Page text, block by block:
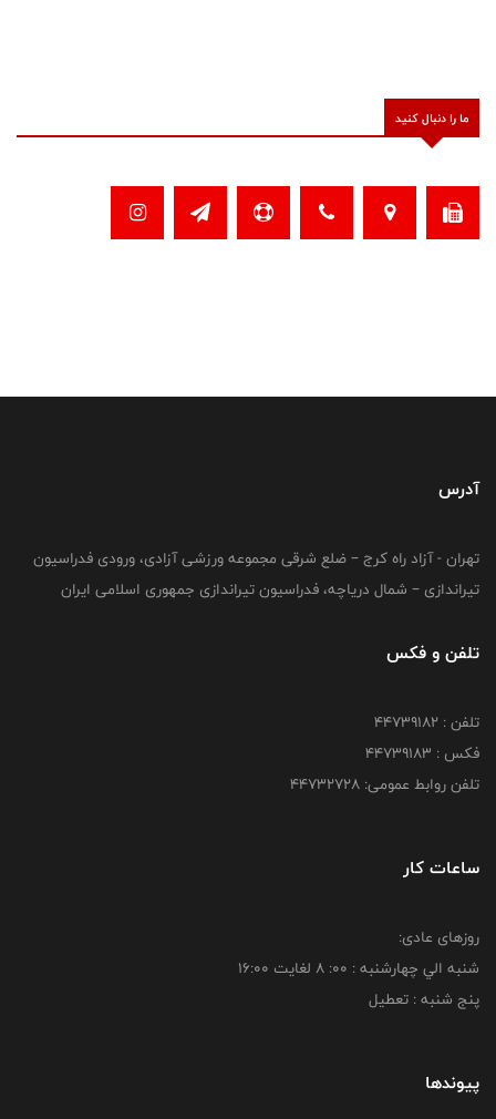
ما را دنبال کنید
آدرس
تهران - آزاد راه کرج – ضلع شرقی مجموعه ورزشی آزادی، ورودی فدراسیون
تیراندازی – شمال دریاچه، فدراسیون تیراندازی جمهوری اسلامی ایران
تلفن و فکس
تلفن : ۴۴۷۳۹۱۸۲
فکس : ۴۴۷۳۹۱۸3
تلفن روابط عمومی: ۴۴۷۳۲۷۲۸
ساعات کار
روزهای عادی:
شنبه الي چهارشنبه : 00: 8 لغايت 16:00
پنج شنبه : تعطیل
پیوندها